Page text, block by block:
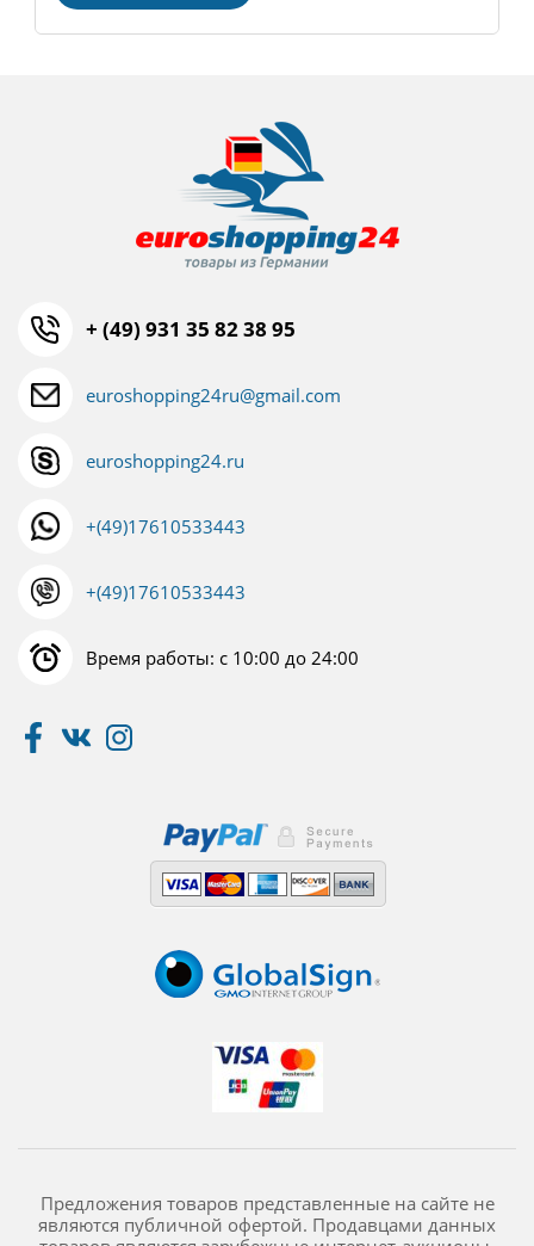
+ (49) 931 35 82 38 95
euroshopping24ru@gmail.com
euroshopping24.ru
+(49)17610533443
+(49)17610533443
Время работы: с 10:00 до 24:00
Предложения товаров представленные на сайте не
являются публичной офертой. Продавцами данных